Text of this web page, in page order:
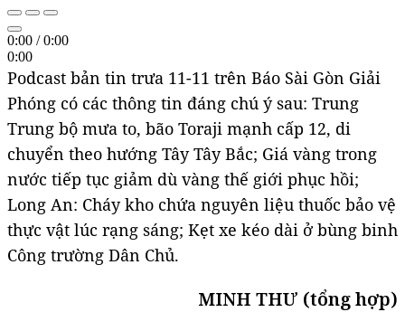
0:00 /0:00
0:00
Podcast bản tin trưa 11-11 trên Báo Sài Gòn Giải
Phóng có các thông tin đáng chú ý sau: Trung
Trung bộ mưa to, bão Toraji mạnh cấp 12, di
chuyển theo hướng Tây Tây Bắc; Giá vàng trong
nước tiếp tục giảm dù vàng thế giới phục hồi;
Long An: Cháy kho chứa nguyên liệu thuốc bảo vệ
thực vật lúc rạng sáng; Kẹt xe kéo dài ở bùng binh
Công trường Dân Chủ.
MINH THƯ (tổng hợp)